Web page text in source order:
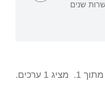
שנים
מתוך 1. מציג 1 ערכים.